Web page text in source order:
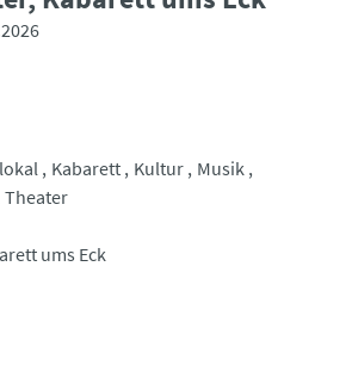
Kabarett Kultur Musik
Theater
ums Eck